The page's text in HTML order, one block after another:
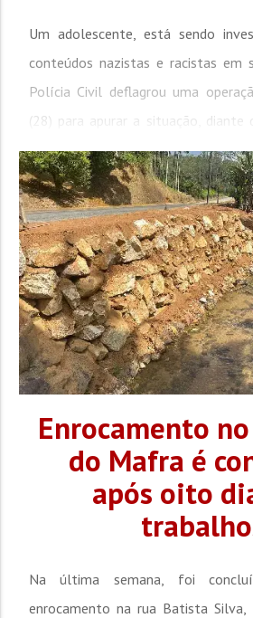
Um adolescente, está sendo
conteúdos nazistas e racistas em
Polícia Civil deflagrou uma
(28) para apurar a situação, diante
jovem poderia estar planejando um
que ocorreu em Palhoça, na
ofensiva foi realizada pela
Racismo e a Delitos...
Enrocamento
do Mafra é
após oito
Na última semana, foi
enrocamento na rua Batista Silva,